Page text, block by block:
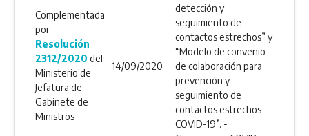
Complementada
por
Resolución
2312/2020 del
Ministerio de
Jefatura de
Gabinete de
Ministros
14/09/2020
detección y
seguimiento de
contactos estrechos” y
“Modelo de convenio
de colaboración para
prevención y
seguimiento de
contactos estrechos
COVID-19”. -